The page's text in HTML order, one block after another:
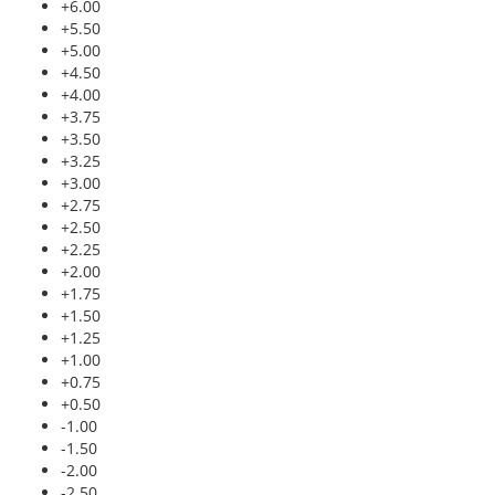
+6.00
+5.50
+5.00
+4.50
+4.00
+3.75
+3.50
+3.25
+3.00
+2.75
+2.50
+2.25
+2.00
+1.75
+1.50
+1.25
+1.00
+0.75
+0.50
-1.00
-1.50
-2.00